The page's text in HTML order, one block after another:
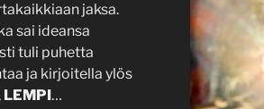
jaksa.
sai ideansa
tuli puhetta
ja kirjoitella ylös
LEMPI…